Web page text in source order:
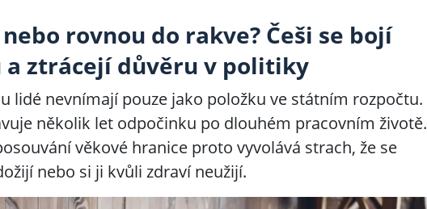
rovnou do rakve? Češi se bojí
a ztrácejí důvěru v politiky
lidé nevnímají pouze jako položku ve státním rozpočtu.
několik let odpočinku po dlouhém pracovním životě.
věkové hranice proto vyvolává strach, že se
nebo si ji kvůli zdraví neužijí.